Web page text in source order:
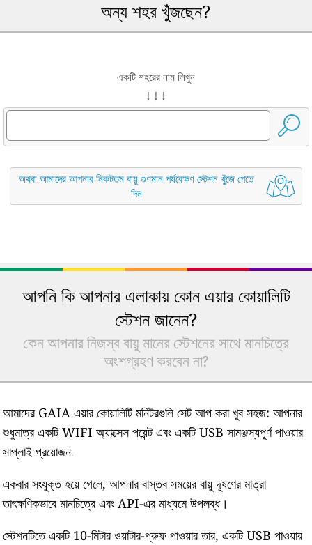
অন্য শহর খুঁজছেন?
একটি শহরের নাম লিখুন
↓ ↓ ↓
অথবা আমাদের আপনার নিকটতম বায়ু গুণমান পর্যবেক্ষণ স্টেশন খুঁজে পেতে
দিন
আপনি কি আপনার এলাকায় কোন এয়ার কোয়ালিটি
স্টেশন জানেন?
কেন আপনার নিজস্ব বায়ু মানের স্টেশনের সাথে মানচিত্রে
অংশগ্রহণ করবেন না?
আমাদের GAIA এয়ার কোয়ালিটি মনিটরগুলি সেট আপ করা খুব সহজ: আপনার
শুধুমাত্র একটি WIFI অ্যাক্সেস পয়েন্ট এবং একটি USB সামঞ্জস্যপূর্ণ পাওয়ার
সাপ্লাই প্রয়োজন৷
একবার সংযুক্ত হয়ে গেলে, আপনার বাস্তব সময়ের বায়ু দূষণের মাত্রা
তাৎক্ষণিকভাবে মানচিত্রে এবং API-এর মাধ্যমে উপলব্ধ।
স্টেশনটিতে একটি 10-মিটার ওয়াটার-প্রুফ পাওয়ার তার, একটি USB পাওয়ার